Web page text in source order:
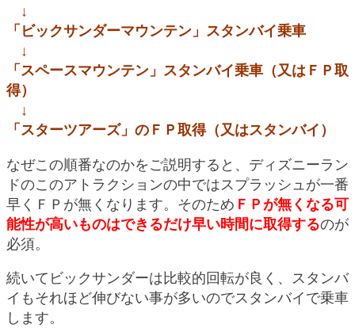
↓
「ビックサンダーマウンテン」スタンバイ乗車
↓
「スペースマウンテン」スタンバイ乗車（又はＦＰ取
得）
↓
「スターツアーズ」のＦＰ取得（又はスタンバイ）
なぜこの順番なのかをご説明すると、ディズニーラン
ドのこのアトラクションの中ではスプラッシュが一番
早くＦＰが無くなります。そのため ＦＰが無くなる可
能性が高いものはできるだけ早い時間に取得するのが
必須。
続いてビックサンダーは比較的回転が良く、スタンバ
イもそれほど伸びない事が多いのでスタンバイで乗車
します。